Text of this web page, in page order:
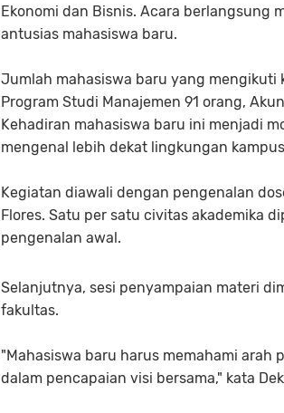
Ekonomi dan Bisnis. Acara berlangsung
antusias mahasiswa baru.
Jumlah mahasiswa baru yang mengikuti
Program Studi Manajemen 91 orang,
Kehadiran mahasiswa baru ini menjadi
mengenal lebih dekat lingkungan
Kegiatan diawali dengan pengenalan
Flores. Satu per satu civitas akademika
pengenalan awal.
Selanjutnya, sesi penyampaian materi
fakultas.
"Mahasiswa baru harus memahami
dalam pencapaian visi bersama," kata